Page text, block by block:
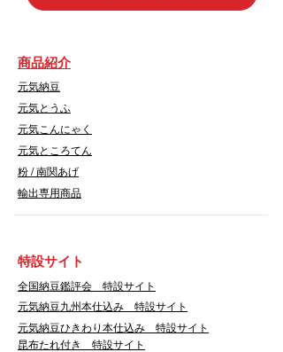
商品紹介
元気納豆
元気とうふ
元気こんにゃく
元気ところてん
​粉 / 南関あげ
輸出専用商品
​特設サイト
​全国納豆鑑評会 特設サイト
​元気納豆九州本仕込み 特設サイト
元気納豆ひきわり本仕込み 特設サイト
昆布たれ付き 特設サイト